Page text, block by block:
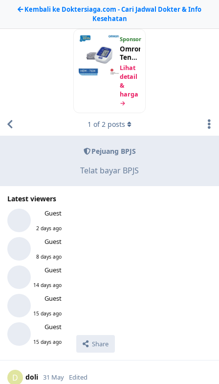
Kembali ke Doktersiaga.com - Cari Jadwal Dokter & Info
Kesehatan
Sponsor
Omron
Tensimeter
Digital
HEM-
7124
Lihat
detail
&
harga
→
Pejuang BPJS
Telat bayar BPJS
Latest viewers
Guest
2 days ago
Guest
8 days ago
Guest
14 days ago
Guest
15 days ago
Guest
15 days ago Share
1 of2 posts
D doli 31 May Edited